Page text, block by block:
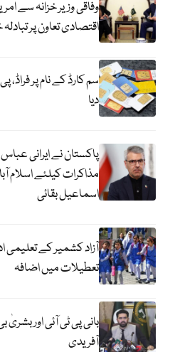
وفاقی وزیر خزانہ سے
اقتصادی تعاون پر
سم کارڈ کے نام پر
دیا
پاکستان نے ایرانی عباس
مذاکرات کیلئے
اسماعیل بقائی
آزاد کشمیر کے تعلیمی
تعطیلات میں اضافہ
بانی پی ٹی آئی اور
آفریدی